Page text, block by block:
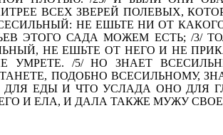
ВСЕХ ЗВЕРЕЙ ПОЛЕВЫХ,
НЕ ЕШЬТЕ НИ ОТ
ЭТОГО САДА МОЖЕМ ЕСТЬ; /3/
НЕ ЕШЬТЕ ОТ НЕГО И НЕ
УМРЕТЕ. /5/ НО ЗНАЕТ
ПО­ДОБНО ВСЕСИЛЬНОМУ,
ЕДЫ И ЧТО УСЛАДА ОНО ДЛЯ
И ЕЛА, И ДАЛА ТАКЖЕ МУЖУ